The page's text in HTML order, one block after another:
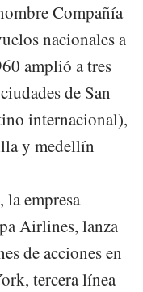
Compañía
nacionales a
amplió a tres
de San
internacional),
y medellín
empresa
Airlines, lanza
de acciones en
tercera línea